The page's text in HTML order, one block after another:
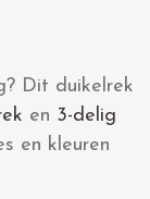
Dit duikelrek
en 3-delig
en kleuren